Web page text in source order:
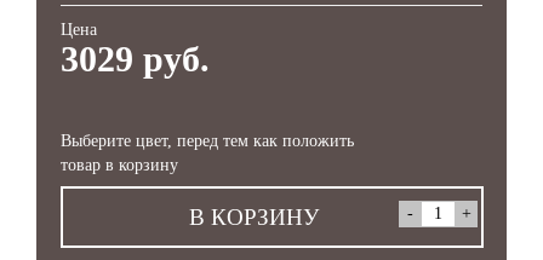
Цена
3029 руб.
Выберите цвет, перед тем как положить
товар в корзину
В КОРЗИНУ